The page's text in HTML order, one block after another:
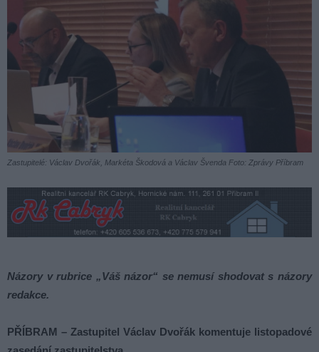
Zastupitelé: Václav Dvořák, Markéta Škodová a Václav Švenda Foto: Zprávy Příbram
Názory v rubrice „Váš názor“ se nemusí shodovat s názory
redakce.
PŘÍBRAM – Zastupitel Václav Dvořák komentuje listopadové